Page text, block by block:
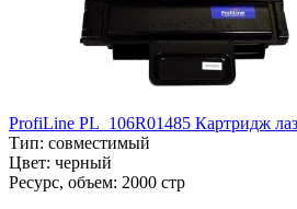
ProfiLine PL_106R01485 Картридж
Тип: совместимый
Цвет: черный
Ресурс, объем: 2000 стр